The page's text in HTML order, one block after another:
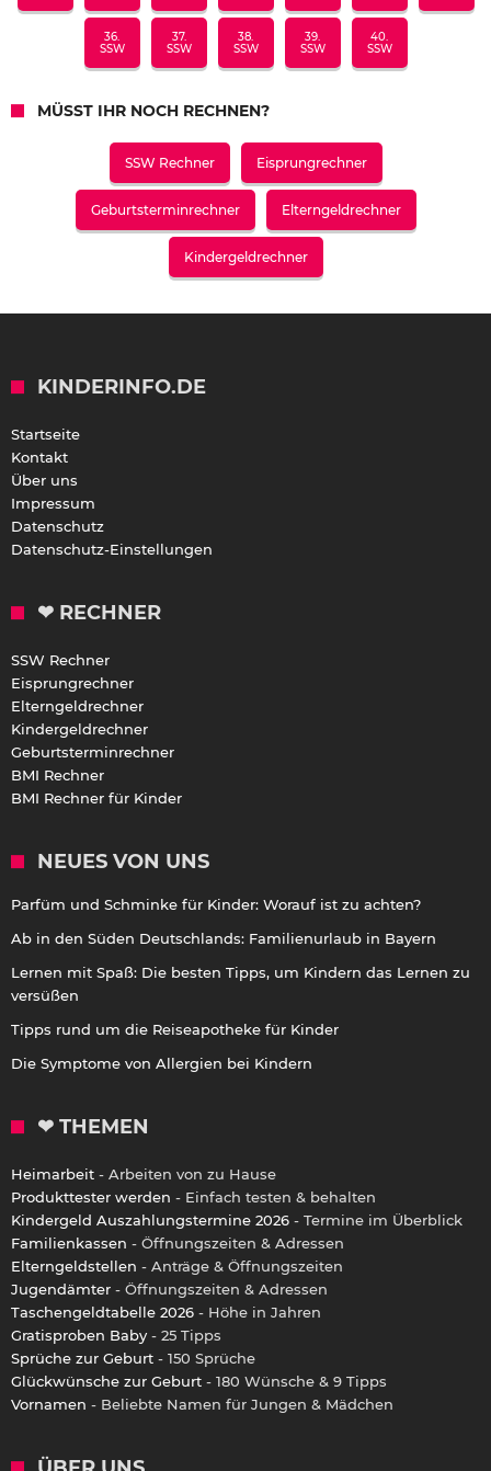
36.
SSW
37.
SSW
38.
SSW
39.
SSW
40.
SSW
MÜSST IHR NOCH RECHNEN?
SSW Rechner Eisprungrechner
Geburtsterminrechner Elterngeldrechner
Kindergeldrechner
KINDERINFO.DE
Startseite
Kontakt
Über uns
Impressum
Datenschutz
Datenschutz-Einstellungen
❤ RECHNER
SSW Rechner
Eisprungrechner
Elterngeldrechner
Kindergeldrechner
Geburtsterminrechner
BMI Rechner
BMI Rechner für Kinder
NEUES VON UNS
Parfüm und Schminke für Kinder: Worauf ist zu achten?
Ab in den Süden Deutschlands: Familienurlaub in Bayern
Lernen mit Spaß: Die besten Tipps, um Kindern das Lernen zu
versüßen
Tipps rund um die Reiseapotheke für Kinder
Die Symptome von Allergien bei Kindern
❤ THEMEN
Heimarbeit - Arbeiten von zu Hause
Produkttester werden - Einfach testen & behalten
Kindergeld Auszahlungstermine 2026 - Termine im Überblick
Familienkassen - Öffnungszeiten & Adressen
Elterngeldstellen - Anträge & Öffnungszeiten
Jugendämter - Öffnungszeiten & Adressen
Taschengeldtabelle 2026 - Höhe in Jahren
Gratisproben Baby - 25 Tipps
Sprüche zur Geburt - 150 Sprüche
Glückwünsche zur Geburt - 180 Wünsche & 9 Tipps
Vornamen - Beliebte Namen für Jungen & Mädchen